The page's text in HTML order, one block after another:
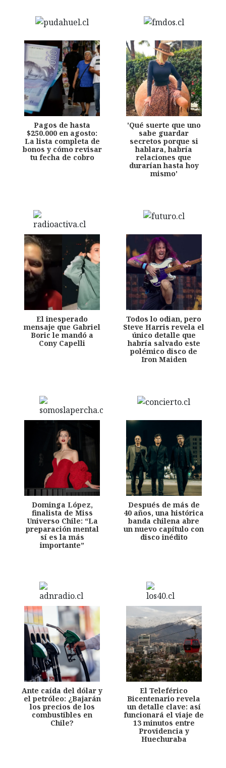
Pagos de hasta
$250.000 en agosto:
La lista completa de
bonos y cómo revisar
tu fecha de cobro
'Qué suerte que uno
sabe guardar
secretos porque si
hablara, habría
relaciones que
durarían hasta hoy
mismo'
El inesperado
mensaje que Gabriel
Boric le mandó a
Cony Capelli
Todos lo odian, pero
Steve Harris revela el
único detalle que
habría salvado este
polémico disco de
Iron Maiden
Dominga López,
finalista de Miss
Universo Chile: “La
preparación mental
sí es la más
importante”
Después de más de
40 años, una histórica
banda chilena abre
un nuevo capítulo con
disco inédito
Ante caída del dólar y
el petróleo: ¿Bajarán
los precios de los
combustibles en
Chile?
El Teleférico
Bicentenario revela
un detalle clave: así
funcionará el viaje de
13 minutos entre
Providencia y
Huechuraba